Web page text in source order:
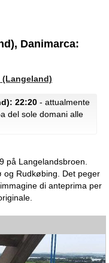
Danimarca:
22:20 - attualmente
del sole domani alle
på Langelandsbroen.
og Rudkøbing. Det peger
di anteprima per